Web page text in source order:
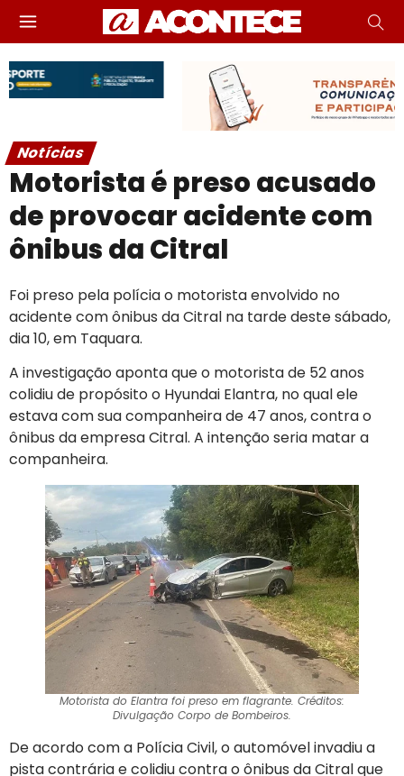
Notícias
Motorista é preso acusado
de provocar acidente com
ônibus da Citral
Foi preso pela polícia o motorista envolvido no
acidente com ônibus da Citral na tarde deste sábado,
dia 10, em Taquara.
A investigação aponta que o motorista de 52 anos
colidiu de propósito o Hyundai Elantra, no qual ele
estava com sua companheira de 47 anos, contra o
ônibus da empresa Citral. A intenção seria matar a
companheira.
Motorista do Elantra foi preso em flagrante. Créditos:
Divulgação Corpo de Bombeiros.
De acordo com a Polícia Civil, o automóvel invadiu a
pista contrária e colidiu contra o ônibus da Citral que